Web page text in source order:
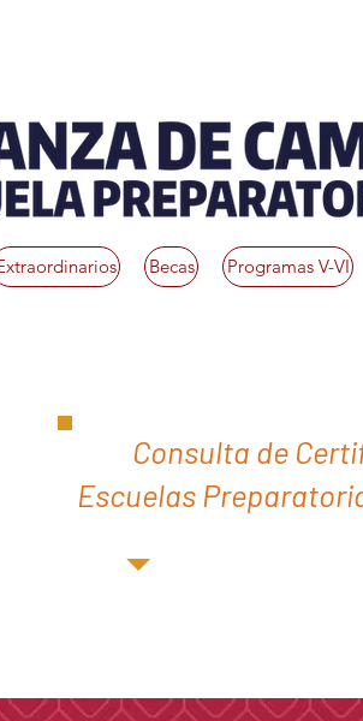
Becas Programas V-VI
Consulta de
Escuelas